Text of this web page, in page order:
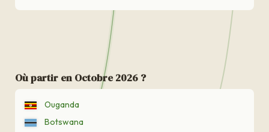
Où partir en Octobre 2026 ?
Ouganda
Botswana